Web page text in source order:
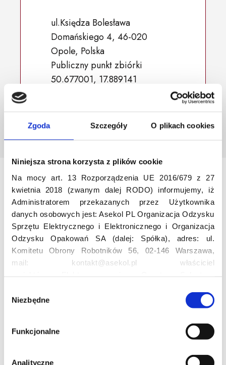
Zgoda Szczegóły O plikach cookies
Niniejsza strona korzysta z plików cookie
Na mocy art. 13 Rozporządzenia UE 2016/679 z 27
kwietnia 2018 (zwanym dalej RODO) informujemy, iż
Administratorem przekazanych przez Użytkownika
danych osobowych jest: Asekol PL Organizacja Odzysku
Sprzętu Elektrycznego i Elektronicznego i Organizacja
Odzysku Opakowań SA (dalej: Spółka), adres: ul.
Komitetu Obrony Robotników 56, 02-146 Warszawa,
mail: kontakt@asekol.pl właściciel
Asekolove. Administrator przetwarza następujące dane
osobowe Użytkowników: imię, nazwisko, adres e-mail,
numer telefonu, miasto, preferencje Użytkownika,
lokalizacja, obszar zainteresowania, dane przetwarzane
reklamowy Użytkownika, lokalizacja, identyfikator
Niezbędne
Funkcjonalne
Analityczne
ul.Księdza Bolesława
Domańskiego 4, 46-020
Opole, Polska
Publiczny punkt zbiórki
50.677001, 17.889141
Odwiedź nas
Edukacja
Profesjonalna i Bezpieczna Utylizacja Elektroodpadów